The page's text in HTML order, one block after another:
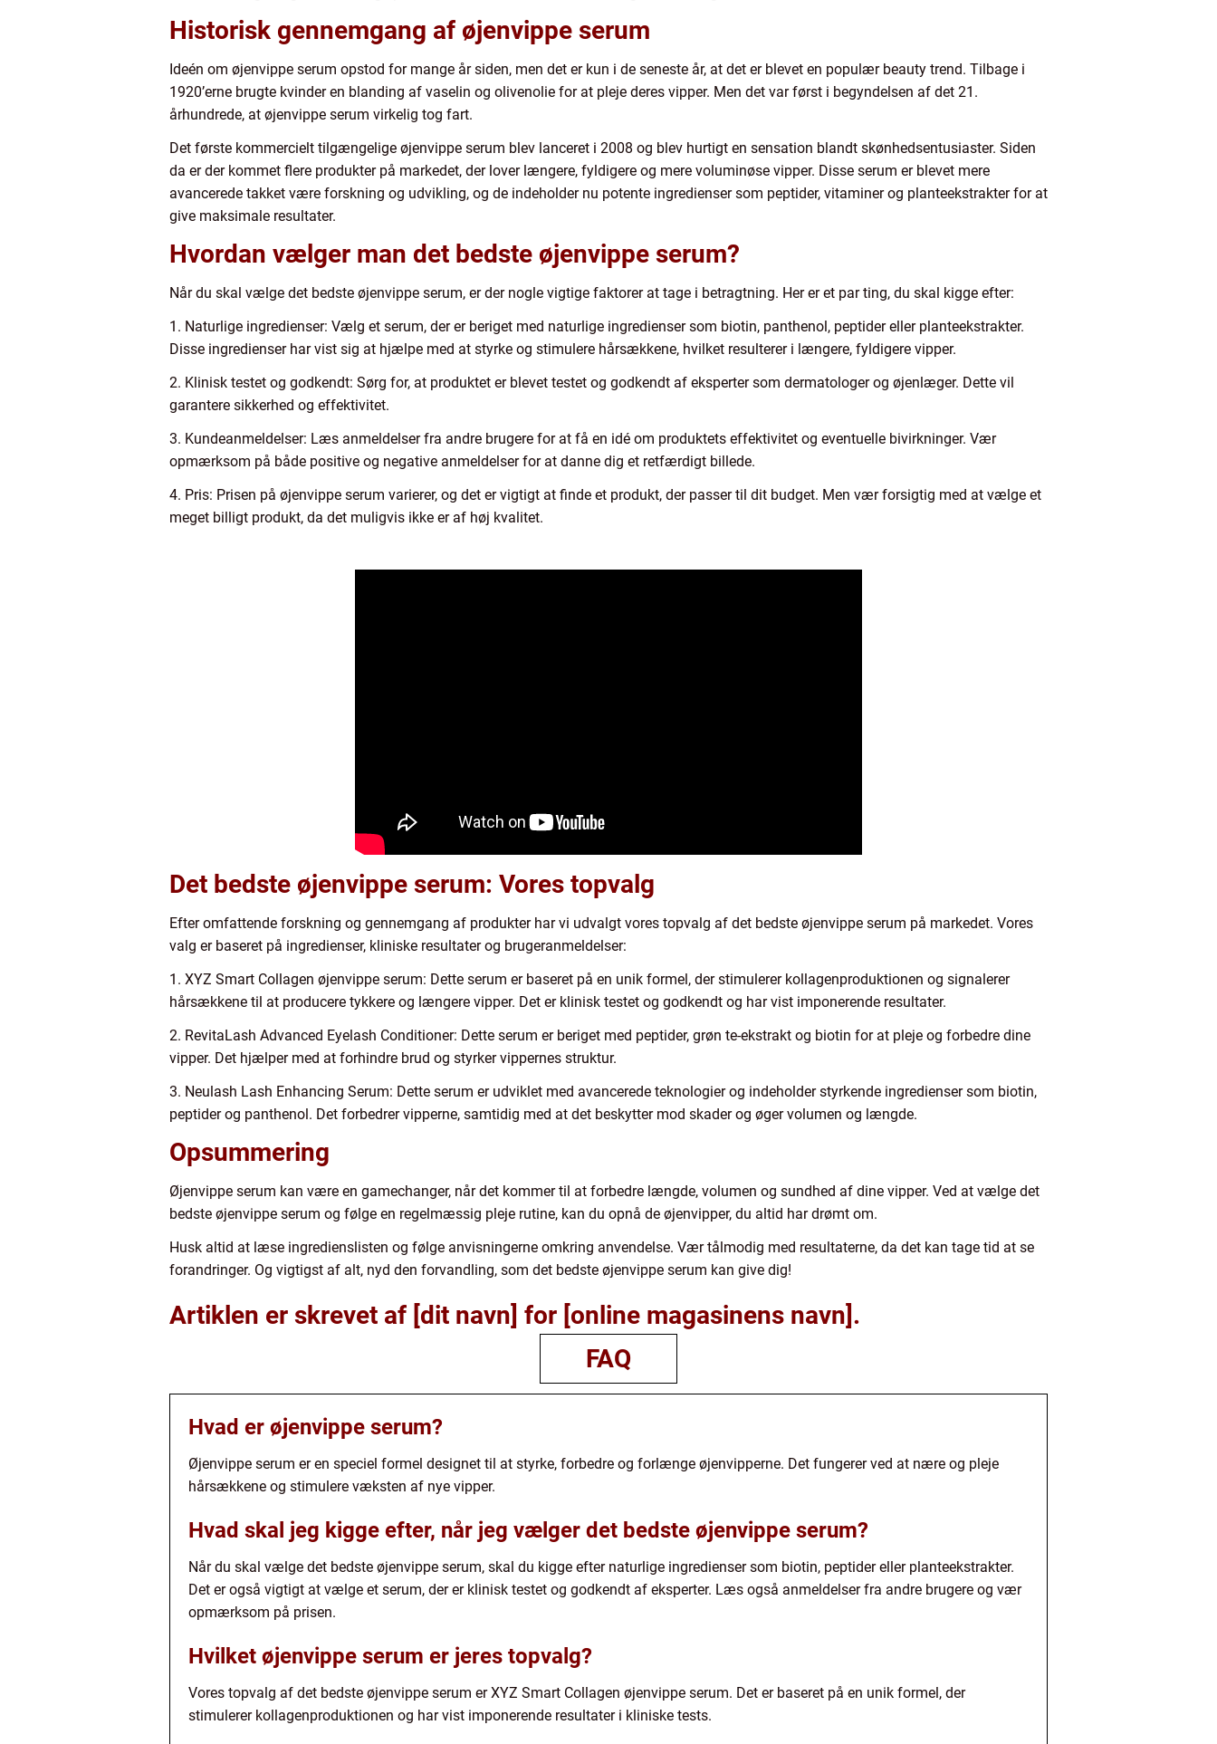
Historisk gennemgang af øjenvippe serum
Ideén om øjenvippe serum opstod for mange år siden, men det er kun i de seneste år, at det er blevet en populær beauty trend. Tilbage i
1920’erne brugte kvinder en blanding af vaselin og olivenolie for at pleje deres vipper. Men det var først i begyndelsen af det 21.
århundrede, at øjenvippe serum virkelig tog fart.
Det første kommercielt tilgængelige øjenvippe serum blev lanceret i 2008 og blev hurtigt en sensation blandt skønhedsentusiaster. Siden
da er der kommet flere produkter på markedet, der lover længere, fyldigere og mere voluminøse vipper. Disse serum er blevet mere
avancerede takket være forskning og udvikling, og de indeholder nu potente ingredienser som peptider, vitaminer og planteekstrakter for at
give maksimale resultater.
Hvordan vælger man det bedste øjenvippe serum?
Når du skal vælge det bedste øjenvippe serum, er der nogle vigtige faktorer at tage i betragtning. Her er et par ting, du skal kigge efter:
1. Naturlige ingredienser: Vælg et serum, der er beriget med naturlige ingredienser som biotin, panthenol, peptider eller planteekstrakter.
Disse ingredienser har vist sig at hjælpe med at styrke og stimulere hårsækkene, hvilket resulterer i længere, fyldigere vipper.
2. Klinisk testet og godkendt: Sørg for, at produktet er blevet testet og godkendt af eksperter som dermatologer og øjenlæger. Dette vil
garantere sikkerhed og effektivitet.
3. Kundeanmeldelser: Læs anmeldelser fra andre brugere for at få en idé om produktets effektivitet og eventuelle bivirkninger. Vær
opmærksom på både positive og negative anmeldelser for at danne dig et retfærdigt billede.
4. Pris: Prisen på øjenvippe serum varierer, og det er vigtigt at finde et produkt, der passer til dit budget. Men vær forsigtig med at vælge et
meget billigt produkt, da det muligvis ikke er af høj kvalitet.
Det bedste øjenvippe serum: Vores topvalg
Efter omfattende forskning og gennemgang af produkter har vi udvalgt vores topvalg af det bedste øjenvippe serum på markedet. Vores
valg er baseret på ingredienser, kliniske resultater og brugeranmeldelser:
1. XYZ Smart Collagen øjenvippe serum: Dette serum er baseret på en unik formel, der stimulerer kollagenproduktionen og signalerer
hårsækkene til at producere tykkere og længere vipper. Det er klinisk testet og godkendt og har vist imponerende resultater.
2. RevitaLash Advanced Eyelash Conditioner: Dette serum er beriget med peptider, grøn te-ekstrakt og biotin for at pleje og forbedre dine
vipper. Det hjælper med at forhindre brud og styrker vippernes struktur.
3. Neulash Lash Enhancing Serum: Dette serum er udviklet med avancerede teknologier og indeholder styrkende ingredienser som biotin,
peptider og panthenol. Det forbedrer vipperne, samtidig med at det beskytter mod skader og øger volumen og længde.
Opsummering
Øjenvippe serum kan være en gamechanger, når det kommer til at forbedre længde, volumen og sundhed af dine vipper. Ved at vælge det
bedste øjenvippe serum og følge en regelmæssig pleje rutine, kan du opnå de øjenvipper, du altid har drømt om.
Husk altid at læse ingredienslisten og følge anvisningerne omkring anvendelse. Vær tålmodig med resultaterne, da det kan tage tid at se
forandringer. Og vigtigst af alt, nyd den forvandling, som det bedste øjenvippe serum kan give dig!
Artiklen er skrevet af [dit navn] for [online magasinens navn].
FAQ
Hvad er øjenvippe serum?
Øjenvippe serum er en speciel formel designet til at styrke, forbedre og forlænge øjenvipperne. Det fungerer ved at nære og pleje
hårsækkene og stimulere væksten af nye vipper.
Hvad skal jeg kigge efter, når jeg vælger det bedste øjenvippe serum?
Når du skal vælge det bedste øjenvippe serum, skal du kigge efter naturlige ingredienser som biotin, peptider eller planteekstrakter.
Det er også vigtigt at vælge et serum, der er klinisk testet og godkendt af eksperter. Læs også anmeldelser fra andre brugere og vær
opmærksom på prisen.
Hvilket øjenvippe serum er jeres topvalg?
Vores topvalg af det bedste øjenvippe serum er XYZ Smart Collagen øjenvippe serum. Det er baseret på en unik formel, der
stimulerer kollagenproduktionen og har vist imponerende resultater i kliniske tests.